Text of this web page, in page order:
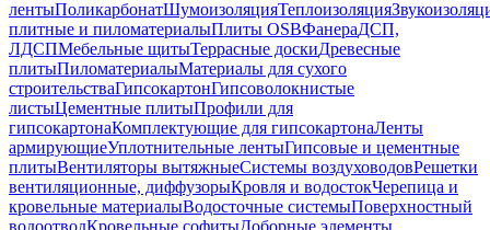
лентыПоликарбонатШумоизоляцияТеплоизоляция
плитные и пиломатериалыПлиты OSBФанераДСП,
ЛДСПМебельные щитыТеррасные доскиДревесные
плитыПиломатериалыМатериалы для сухого
строительстваГипсокартонГипсоволокнистые
листыЦементные плитыПрофили для
гипсокартонаКомплектующие для гипсокартонаЛенты
армирующиеУплотнительные лентыГипсовые и цементные
плитыВентиляторы вытяжныеСистемы воздуховодовРешетки
вентиляционные, диффузорыКровля и водостокЧерепица и
кровельные материалыВодосточные системыПоверхностный
водоотводКровельные софитыДоборные элементы